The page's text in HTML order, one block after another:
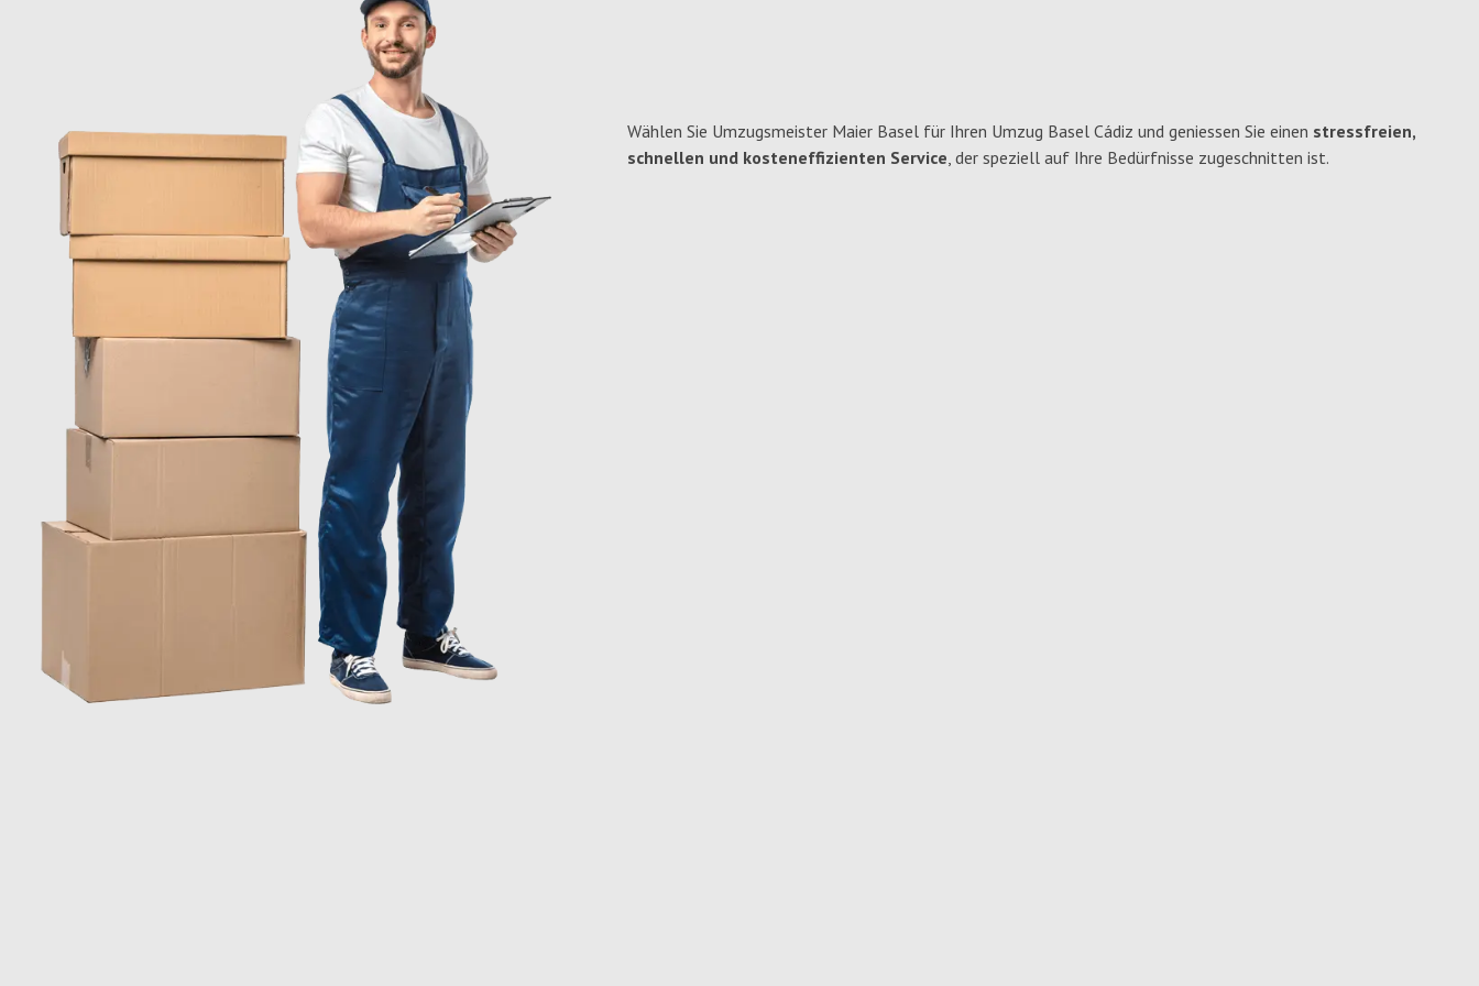
Wählen Sie Umzugsmeister Maier Basel für Ihren Umzug Basel Cádiz und geniessen Sie einen stressfreien,
schnellen und kosteneffizienten Service, der speziell auf Ihre Bedürfnisse zugeschnitten ist.